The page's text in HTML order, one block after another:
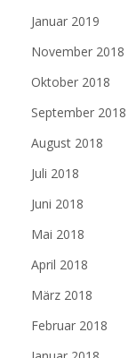
Januar 2019
November 2018
Oktober 2018
September 2018
August 2018
Juli 2018
Juni 2018
Mai 2018
April 2018
März 2018
Februar 2018